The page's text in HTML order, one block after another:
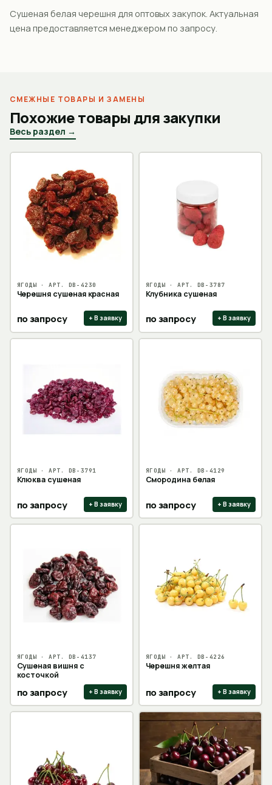
Сушеная белая черешня для оптовых закупок. Актуальная
цена предоставляется менеджером по запросу.
СМЕЖНЫЕ ТОВАРЫ И ЗАМЕНЫ
Похожие товары для закупки
Весь раздел →
ЯГОДЫ · АРТ. DB-4230
Черешня сушеная красная
по запросу + В заявку
ЯГОДЫ · АРТ. DB-3787
Клубника сушеная
по запросу + В заявку
ЯГОДЫ · АРТ. DB-3791
Клюква сушеная
по запросу + В заявку
ЯГОДЫ · АРТ. DB-4129
Смородина белая
по запросу + В заявку
ЯГОДЫ · АРТ. DB-4137
Сушеная вишня с
косточкой
по запросу + В заявку
ЯГОДЫ · АРТ. DB-4226
Черешня желтая
по запросу + В заявку